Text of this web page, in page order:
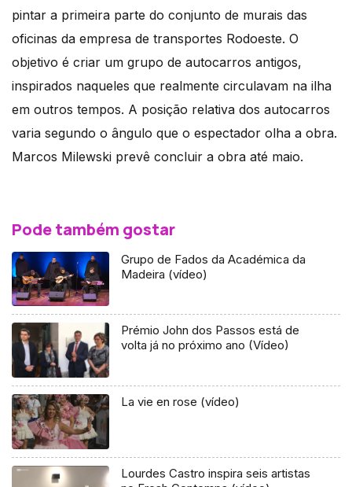
pintar a primeira parte do conjunto de murais das
oficinas da empresa de transportes Rodoeste. O
objetivo é criar um grupo de autocarros antigos,
inspirados naqueles que realmente circulavam na ilha
em outros tempos. A posição relativa dos autocarros
varia segundo o ângulo que o espectador olha a obra.
Marcos Milewski prevê concluir a obra até maio.
Pode também gostar
Grupo de Fados da Académica da
Madeira (vídeo)
Prémio John dos Passos está de
volta já no próximo ano (Vídeo)
La vie en rose (vídeo)
Lourdes Castro inspira seis artistas